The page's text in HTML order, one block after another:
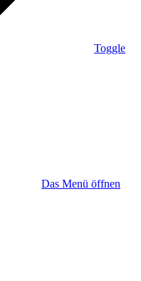
Toggle
Das Menü öffnen